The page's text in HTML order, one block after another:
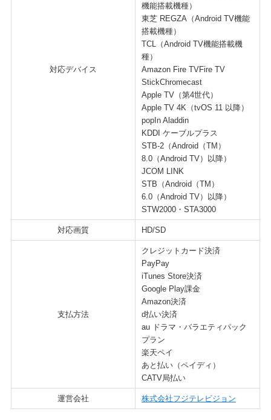
対応デバイス
機能搭載機種）
東芝 REGZA（Android TV機能
搭載機種）
TCL（Android TV機能搭載機
種）
Amazon Fire TVFire TV
StickChromecast
Apple TV（第4世代）
Apple TV 4K（tvOS 11 以降）
popIn Aladdin
KDDI ケーブルプラス
STB-2（Android（TM）
8.0（Android TV）以降）
JCOM LINK
STB（Android（TM）
6.0（Android TV）以降）
STW2000・STA3000
対応画質 HD/SD
支払方法
クレジットカード決済
PayPay
iTunes Store決済
Google Play課金
Amazon決済
d払い決済
au ドラマ・バラエティパック
プラン
楽天ペイ
あと払い（ペイディ）
CATV局払い
運営会社 株式会社フジテレビジョン